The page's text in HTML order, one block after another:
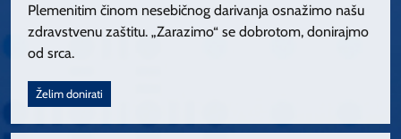
Plemenitim činom nesebičnog darivanja osnažimo našu
zdravstvenu zaštitu. „Zarazimo“ se dobrotom, donirajmo
od srca.
Želim donirati